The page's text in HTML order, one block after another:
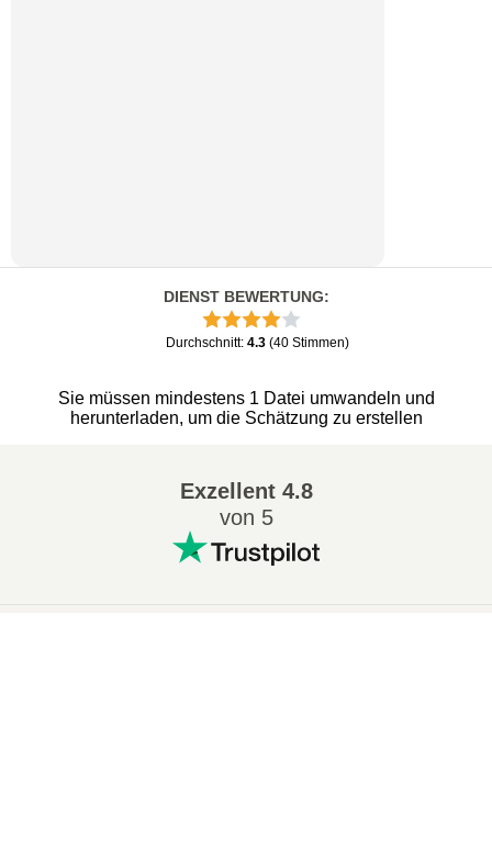
DIENST BEWERTUNG:
Durchschnitt: 4.3 (40 Stimmen)
Sie müssen mindestens 1 Datei umwandeln und
herunterladen, um die Schätzung zu erstellen
Exzellent4.8
von 5